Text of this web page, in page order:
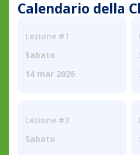
Calendario della
Lezione #1
Sabato
14 mar 2026
Lezione #3
Sabato